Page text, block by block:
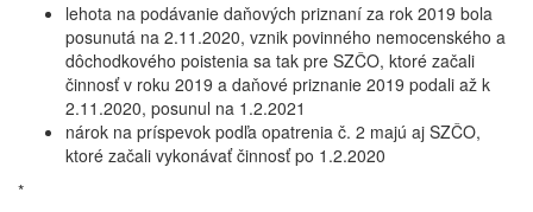
lehota na podávanie daňových priznaní za rok 2019 bola
posunutá na 2.11.2020, vznik povinného nemocenského a
dôchodkového poistenia sa tak pre SZČO, ktoré začali
činnosť v roku 2019 a daňové priznanie 2019 podali až k
2.11.2020, posunul na 1.2.2021
nárok na príspevok podľa opatrenia č. 2 majú aj SZČO,
ktoré začali vykonávať činnosť po 1.2.2020
*